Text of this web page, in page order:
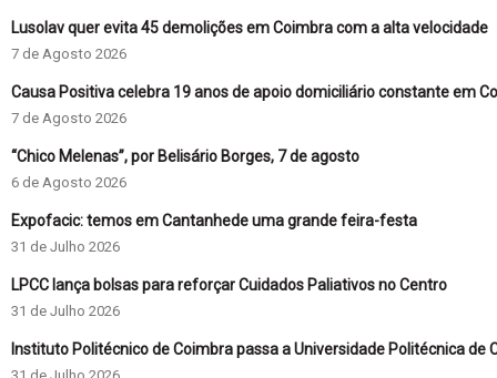
Lusolav quer evita 45 demolições em Coimbra com a alta velocidade
7 de Agosto 2026
Causa Positiva celebra 19 anos de apoio domiciliário constante em
7 de Agosto 2026
“Chico Melenas”, por Belisário Borges, 7 de agosto
6 de Agosto 2026
Expofacic: temos em Cantanhede uma grande feira-festa
31 de Julho 2026
LPCC lança bolsas para reforçar Cuidados Paliativos no Centro
31 de Julho 2026
Instituto Politécnico de Coimbra passa a Universidade Politécnica de